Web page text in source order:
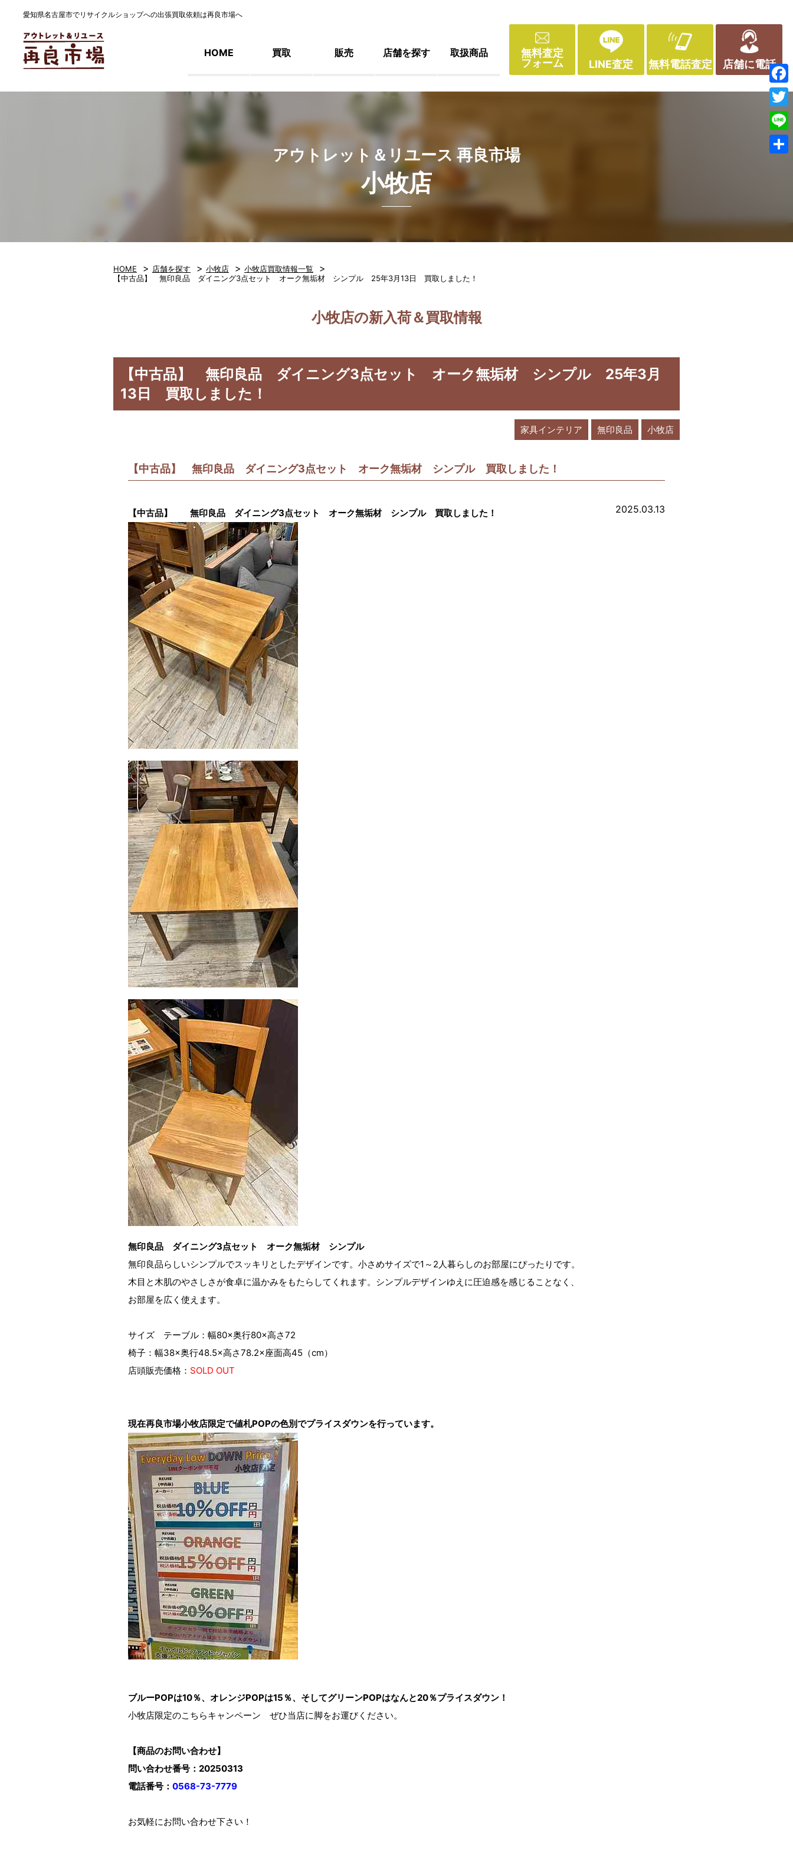
愛知県名古屋市でリサイクルショップへの出張買取依頼は再良市場へ
HOME 買取 販売 店舗を探す 取扱商品
無料査定
フォーム
LINE査定 無料電話査定 店舗に電話
アウトレット＆リユース 再良市場
小牧店
HOME > 店舗を探す > 小牧店 > 小牧店買取情報一覧 >
【中古品】 無印良品 ダイニング3点セット オーク無垢材 シンプル 25年3月13日 買取しました！
小牧店の新入荷＆買取情報
【中古品】 無印良品 ダイニング3点セット オーク無垢材 シンプル 25年3月
13日 買取しました！
家具インテリア 無印良品 小牧店
【中古品】 無印良品 ダイニング3点セット オーク無垢材 シンプル 買取しました！
2025.03.13
【中古品】 無印良品 ダイニング3点セット オーク無垢材 シンプル 買取しました！
無印良品 ダイニング3点セット オーク無垢材 シンプル
無印良品らしいシンプルでスッキリとしたデザインです。小さめサイズで1～2人暮らしのお部屋にぴったりです。
木目と木肌のやさしさが食卓に温かみをもたらしてくれます。シンプルデザインゆえに圧迫感を感じることなく、
お部屋を広く使えます。
サイズ テーブル：幅80×奥行80×高さ72
椅子：幅38×奥行48.5×高さ78.2×座面高45（cm）
店頭販売価格： SOLD OUT
現在再良市場小牧店限定で値札POPの色別でプライスダウンを行っています。
ブルーPOPは10％、オレンジPOPは15％、そしてグリーンPOPはなんと20％プライスダウン！
小牧店限定のこちらキャンペーン ぜひ当店に脚をお運びください。
【商品のお問い合わせ】
問い合わせ番号：20250313
電話番号： 0568-73-7779
お気軽にお問い合わせ下さい！
Line